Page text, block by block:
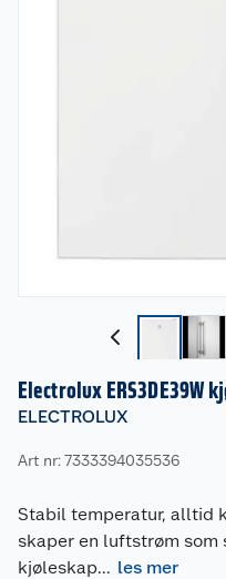
Electrolux ERS3DE39W
ELECTROLUX
Art nr: 7333394035536
Stabil temperatur, alltid
skaper en luftstrøm
kjøleskap... les mer